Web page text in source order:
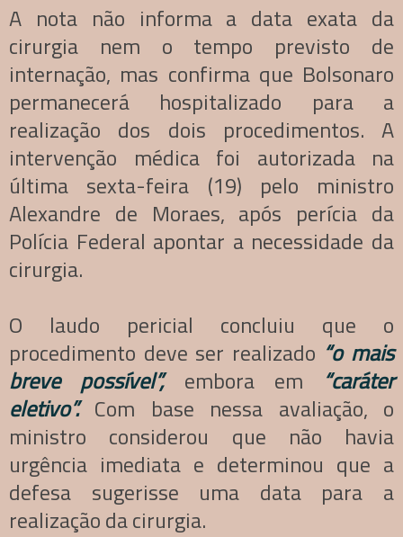
A nota não informa a data exata da
cirurgia nem o tempo previsto de
internação, mas confirma que Bolsonaro
permanecerá hospitalizado para a
realização dos dois procedimentos. A
intervenção médica foi autorizada na
última sexta-feira (19) pelo ministro
Alexandre de Moraes, após perícia da
Polícia Federal apontar a necessidade da
cirurgia.
O laudo pericial concluiu que o
procedimento deve ser realizado “o mais
breve possível”,embora em
“caráter
eletivo”.Com base nessa avaliação, o
ministro considerou que não havia
urgência imediata e determinou que a
defesa sugerisse uma data para a
realização da cirurgia.